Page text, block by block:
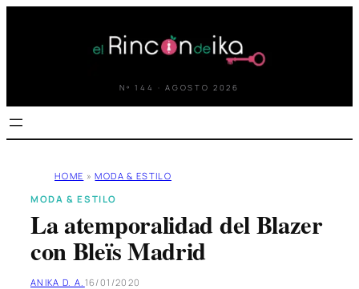
Nº 144 · AGOSTO 2026
HOME » MODA & ESTILO
MODA & ESTILO
La atemporalidad del Blazer
con Bleïs Madrid
ANIKA D. A. 16/01/2020